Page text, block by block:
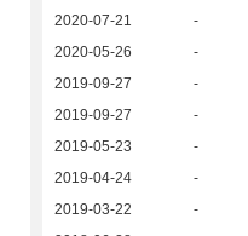
2020-07-21
-
2020-05-26
-
2019-09-27
-
2019-09-27
-
2019-05-23
-
2019-04-24
-
2019-03-22
-